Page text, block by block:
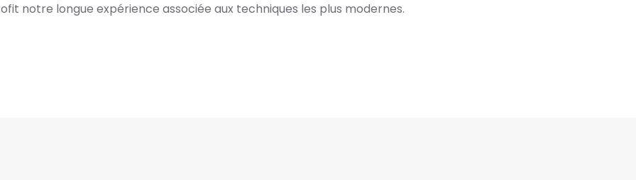
notre longue expérience associée aux techniques les plus modernes.